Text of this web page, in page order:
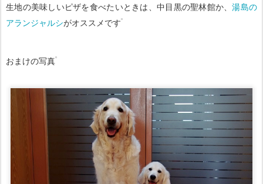
生地の美味しいピザを食べたいときは、中目黒の聖林館か、湯島の
アランジャルシがオススメです
おまけの写真